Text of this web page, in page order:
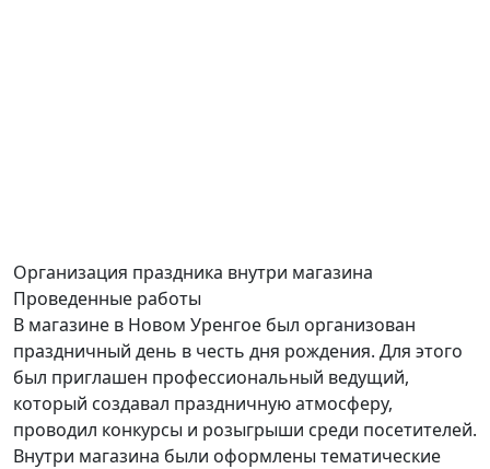
Организация праздника внутри магазина
Проведенные работы
В магазине в Новом Уренгое был организован
праздничный день в честь дня рождения. Для этого
был приглашен профессиональный ведущий,
который создавал праздничную атмосферу,
проводил конкурсы и розыгрыши среди посетителей.
Внутри магазина были оформлены тематические